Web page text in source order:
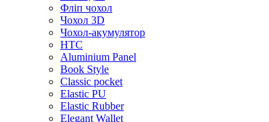
Фліп чохол
Чохол 3D
Чохол-акумулятор
HTC
Aluminium Panel
Book Style
Classic pocket
Elastic PU
Elastic Rubber
Elegant Wallet